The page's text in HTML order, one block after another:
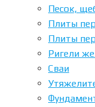
Песок,
Плиты
Плиты
Ригели
Сваи